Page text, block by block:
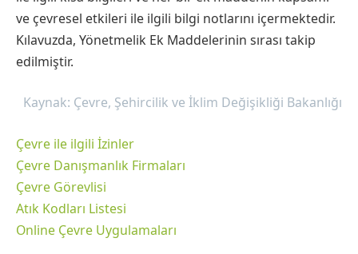
ve çevresel etkileri ile ilgili bilgi notlarını içermektedir.
Kılavuzda, Yönetmelik Ek Maddelerinin sırası takip
edilmiştir.
Kaynak: Çevre, Şehircilik ve İklim Değişikliği Bakanlığı
Çevre ile ilgili İzinler
Çevre Danışmanlık Firmaları
Çevre Görevlisi
Atık Kodları Listesi
Online Çevre Uygulamaları